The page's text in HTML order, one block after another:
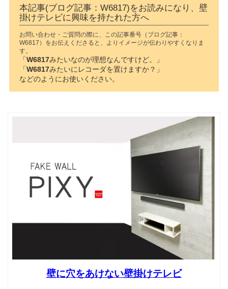
本記事(ブログ記事：W6817)をお読みになり、壁
掛けテレビに興味を持たれた方へ
お問い合わせ・ご質問の際に、この記事番号（ブログ記事：
W6817）をお伝えくださると、よりイメージが伝わりやすくなりま
す。
「W6817みたいなのが理想なんですけど。」
「W6817みたいにレコーダを置けますか？」
などのようにお使いください。
壁に穴をあけない壁掛けテレビ